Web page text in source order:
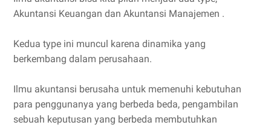
Akuntansi Keuangan dan Akuntansi Manajemen .
Kedua type ini muncul karena dinamika yang
berkembang dalam perusahaan.
Ilmu akuntansi berusaha untuk memenuhi kebutuhan
para penggunanya yang berbeda beda, pengambilan
sebuah keputusan yang berbeda membutuhkan